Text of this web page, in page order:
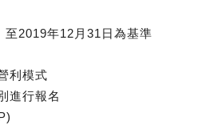
至2019年12月31日為基準
利模式
進行報名